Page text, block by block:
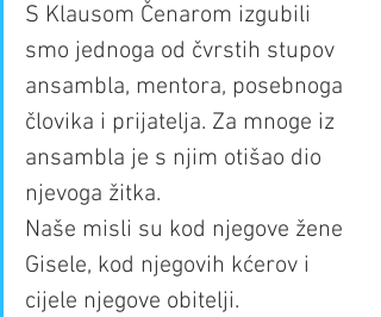
S Klausom Čenarom izgubili
smo jednoga od čvrstih stupov
ansambla, mentora, posebnoga
človika i prijatelja. Za mnoge iz
ansambla je s njim otišao dio
njevoga žitka.
Naše misli su kod njegove žene
Gisele, kod njegovih kćerov i
cijele njegove obitelji.